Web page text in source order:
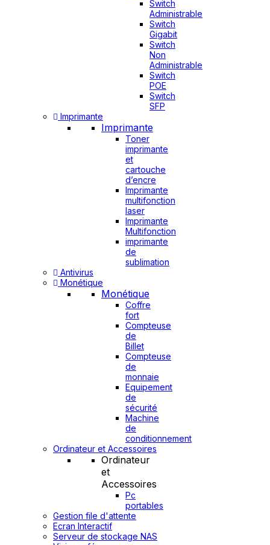
Switch
Administrable
Switch
Gigabit
Switch
Non
Administrable
Switch
POE
Switch
SFP
Imprimante
Imprimante
Toner
imprimante
et
cartouche
d’encre
Imprimante
multifonction
laser
Imprimante
Multifonction
imprimante
de
sublimation
Antivirus
Monétique
Monétique
Coffre
fort
Compteuse
de
Billet
Compteuse
de
monnaie
Equipement
de
sécurité
Machine
de
conditionnement
Ordinateur et Accessoires
Ordinateur
et
Accessoires
Pc
portables
Gestion file d'attente
Ecran Interactif
Serveur de stockage NAS